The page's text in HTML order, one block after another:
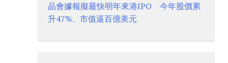
品會據報擬最快明年來港IPO 今年股價累
升47%、市值逼百億美元